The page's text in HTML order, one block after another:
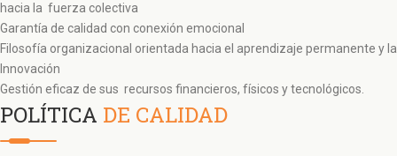
hacia la fuerza colectiva
Garantía de calidad con conexión emocional
Filosofía organizacional orientada hacia el aprendizaje permanente y la
Innovación
Gestión eficaz de sus recursos financieros, físicos y tecnológicos.
POLÍTICA DE CALIDAD